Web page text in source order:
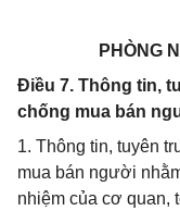
PHÒNG
Điều 7. Thông tin,
chống mua bán
1. Thông tin, tuyên
mua bán người
nhiệm của cơ quan,